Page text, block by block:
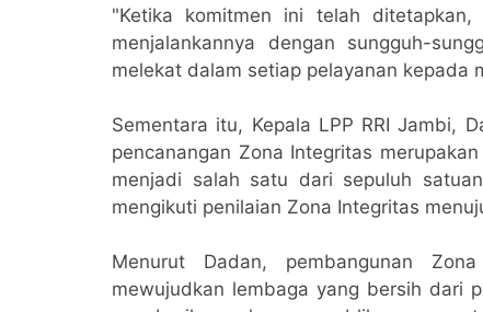
"Ketika komitmen ini telah
menjalankannya dengan sungguh-
melekat dalam setiap pelayanan kepada
Sementara itu, Kepala LPP RRI Jambi,
pencanangan Zona Integritas
menjadi salah satu dari sepuluh
mengikuti penilaian Zona Integritas
Menurut Dadan, pembangunan
mewujudkan lembaga yang bersih dari